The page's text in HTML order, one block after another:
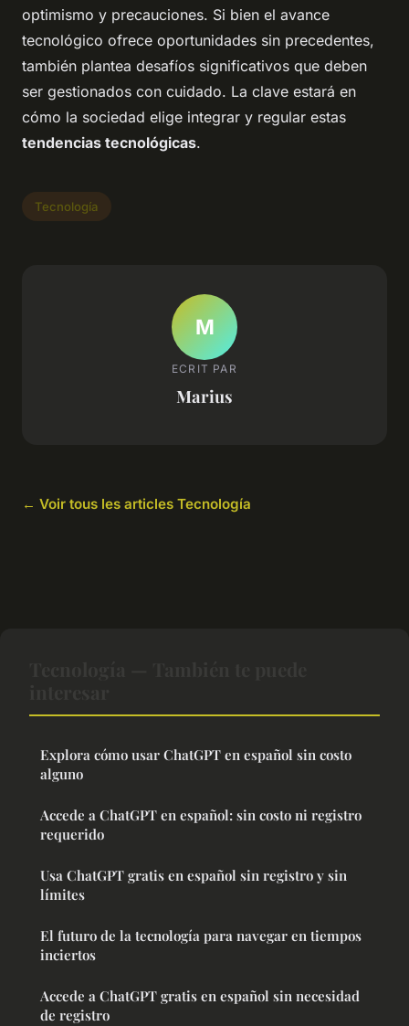
optimismo y precauciones. Si bien el avance
tecnológico ofrece oportunidades sin precedentes,
también plantea desafíos significativos que deben
ser gestionados con cuidado. La clave estará en
cómo la sociedad elige integrar y regular estas
tendencias tecnológicas.
Tecnología
M
ECRIT PAR
Marius
← Voir tous les articles Tecnología
Explora cómo usar ChatGPT en español sin costo
alguno
Accede a ChatGPT en español: sin costo ni registro
requerido
Usa ChatGPT gratis en español sin registro y sin
límites
El futuro de la tecnología para navegar en tiempos
inciertos
Accede a ChatGPT gratis en español sin necesidad
de registro